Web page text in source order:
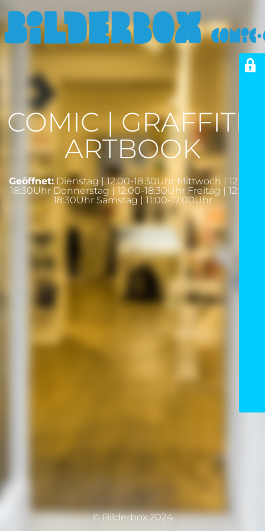
COMIC | GRAFFITI |
ARTBOOK
Geöffnet: Dienstag | 12:00-18:30Uhr Mittwoch | 12:00-
18:30Uhr Donnerstag | 12:00-18:30Uhr Freitag | 12:00-
18:30Uhr Samstag | 11:00-17:00Uhr
© Bilderbox 2024